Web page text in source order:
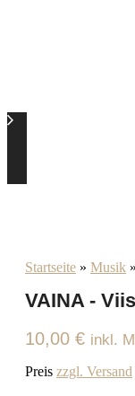
Startseite » Musik »
VAINA -
10,00 € inkl.
Preis zzgl. Versand